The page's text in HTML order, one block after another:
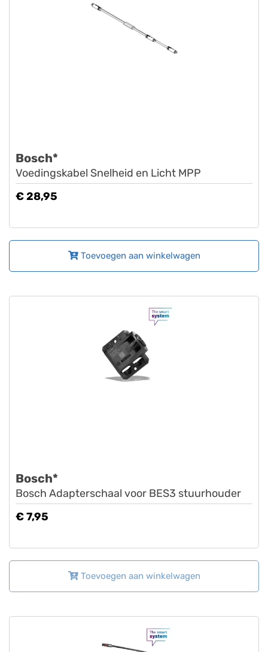
Bosch*
Voedingskabel Snelheid en Licht MPP
€ 28,95
Toevoegen aan winkelwagen
Bosch*
Bosch Adapterschaal voor BES3 stuurhouder
€ 7,95
Toevoegen aan winkelwagen